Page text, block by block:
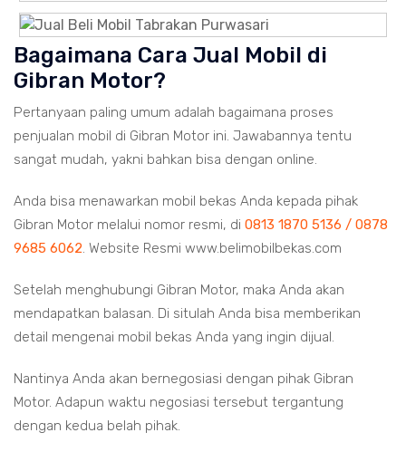
Bagaimana Cara Jual Mobil di
Gibran Motor?
Pertanyaan paling umum adalah bagaimana proses
penjualan mobil di Gibran Motor ini. Jawabannya tentu
sangat mudah, yakni bahkan bisa dengan online.
Anda bisa menawarkan mobil bekas Anda kepada pihak
Gibran Motor melalui nomor resmi, di 0813 1870 5136 / 0878
9685 6062. Website Resmi www.belimobilbekas.com
Setelah menghubungi Gibran Motor, maka Anda akan
mendapatkan balasan. Di situlah Anda bisa memberikan
detail mengenai mobil bekas Anda yang ingin dijual.
Nantinya Anda akan bernegosiasi dengan pihak Gibran
Motor. Adapun waktu negosiasi tersebut tergantung
dengan kedua belah pihak.